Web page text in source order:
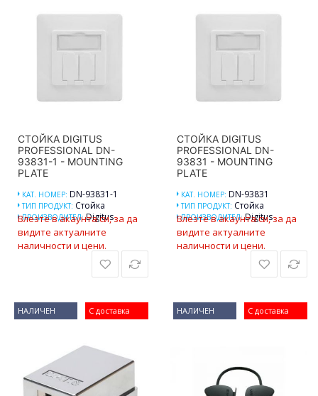
СТОЙКА DIGITUS
PROFESSIONAL DN-
93831-1 - MOUNTING
PLATE
КАТ. НОМЕР: DN-93831-1
ТИП ПРОДУКТ: Стойка
ПРОИЗВОДИТЕЛ:Digitus
Влезте в акаунта си, за да
видите актуалните
наличности и цени.
СТОЙКА DIGITUS
PROFESSIONAL DN-
93831 - MOUNTING
PLATE
КАТ. НОМЕР: DN-93831
ТИП ПРОДУКТ: Стойка
ПРОИЗВОДИТЕЛ:Digitus
Влезте в акаунта си, за да
видите актуалните
наличности и цени.
С доставка
НАЛИЧЕН С доставка
НАЛИЧЕН